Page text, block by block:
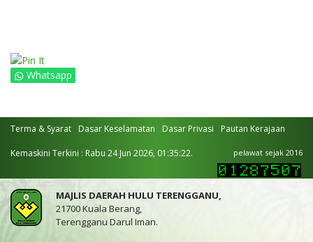
Whatsapp
Terma & Syarat Dasar Keselamatan Dasar Privasi Pautan Kerajaan
Kemaskini Terkini : Rabu 24 Jun 2026, 01:35:22. pelawat sejak 2016
MAJLIS DAERAH HULU TERENGGANU,
21700 Kuala Berang,
Terengganu Darul Iman.